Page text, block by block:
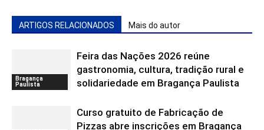
ARTIGOS RELACIONADOS Mais do autor
Bragança
Paulista
Feira das Nações 2026 reúne
gastronomia, cultura, tradição rural e
solidariedade em Bragança Paulista
Curso gratuito de Fabricação de
Pizzas abre inscrições em Bragança